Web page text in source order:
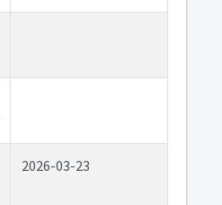
2026-03-23